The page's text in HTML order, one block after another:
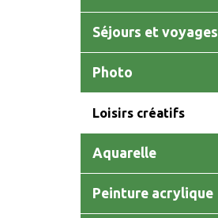
Séjours et voyages
Photo
Loisirs créatifs
Aquarelle
Peinture acrylique